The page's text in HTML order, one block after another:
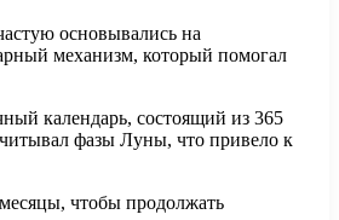
основывались на
механизм, который помогал
календарь, состоящий из 365
фазы Луны, что привело к
чтобы продолжать